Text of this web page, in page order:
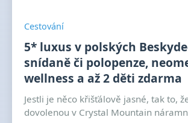
Cestování
5* luxus v polských
snídaně či polopenze,
wellness a až 2 děti zdarma
Jestli je něco křišťálově jasné, tak to,
dovolenou v Crystal Mountain